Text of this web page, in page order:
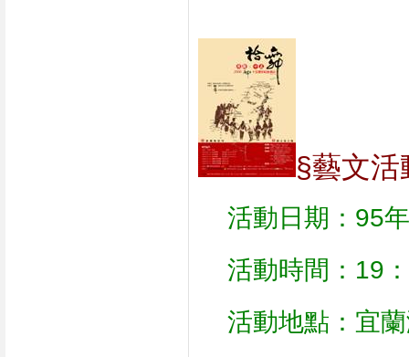
§藝文活
活動日期：95
活動時間：19
活動地點：宜